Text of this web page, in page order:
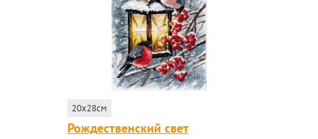
20x28см
Рождественский свет